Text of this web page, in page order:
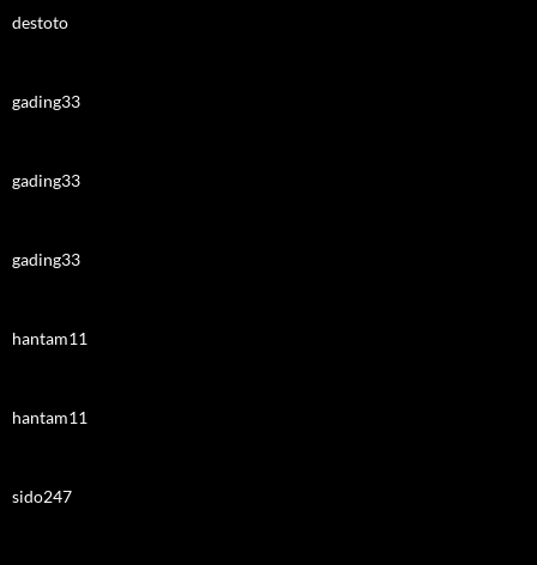
destoto
gading33
gading33
gading33
hantam11
hantam11
sido247